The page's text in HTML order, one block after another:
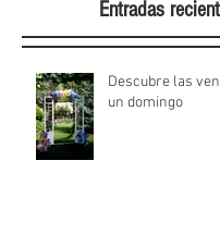
Entradas
Descubre las
un domingo